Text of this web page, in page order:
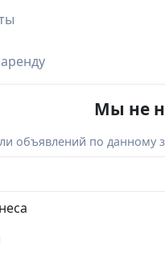
Мы не
по данному